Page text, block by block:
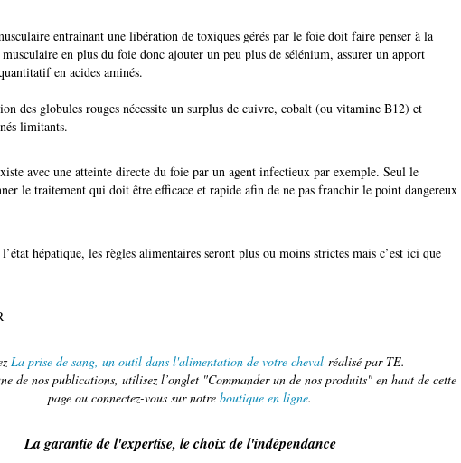
entraînant une libération de toxiques gérés par le foie doit faire penser à la
en plus du foie donc ajouter un peu plus de sélénium, assurer un apport
en acides aminés.
des globules rouges nécessite un surplus de cuivre, cobalt (ou vitamine B12) et
limitants.
avec une atteinte directe du foie par un agent infectieux par exemple. Seul le
le traitement qui doit être efficace et rapide afin de ne pas franchir le point dangereux
hépatique, les règles alimentaires seront plus ou moins strictes mais c’est ici que
La prise de sang, un outil dans l'alimentation de votre cheval réalisé par TE.
de nos publications, utilisez l’onglet "Commander un de nos produits" en haut de cette
page ou connectez-vous sur notre boutique en ligne.
La garantie de l'expertise, le choix de l'indépendance